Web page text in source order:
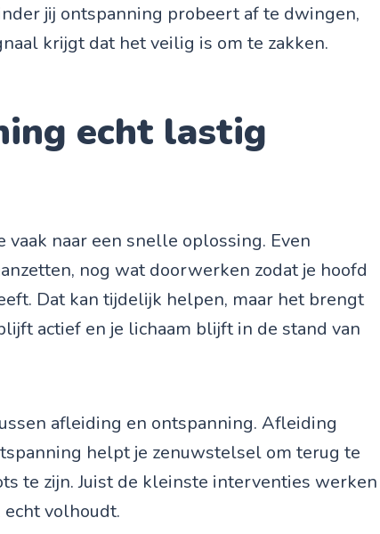
jij ontspanning probeert af te dwingen,
krijgt dat het veilig is om te zakken.
echt lastig
vaak naar een snelle oplossing. Even
nog wat doorwerken zodat je hoofd
Dat kan tijdelijk helpen, maar het brengt
actief en je lichaam blijft in de stand van
afleiding en ontspanning. Afleiding
helpt je zenuwstelsel om terug te
te zijn. Juist de kleinste interventies werken
echt volhoudt.